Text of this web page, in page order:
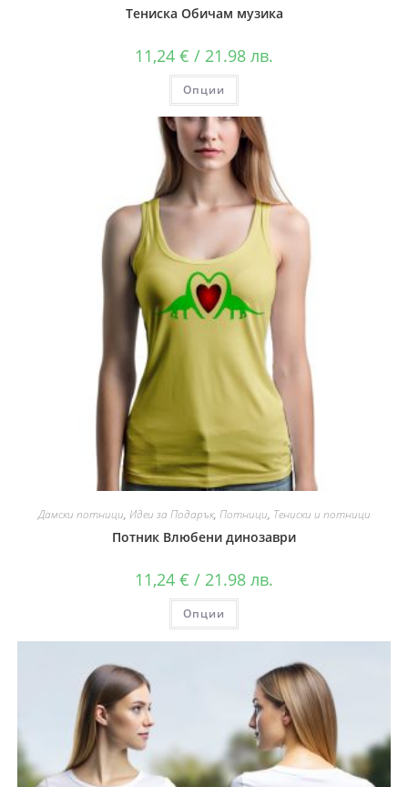
Тениска Обичам музика
11,24 € / 21.98 лв.
Опции
Дамски потници, Идеи за Подарък, Потници, Тениски и потници
Потник Влюбени динозаври
11,24 € / 21.98 лв.
Опции